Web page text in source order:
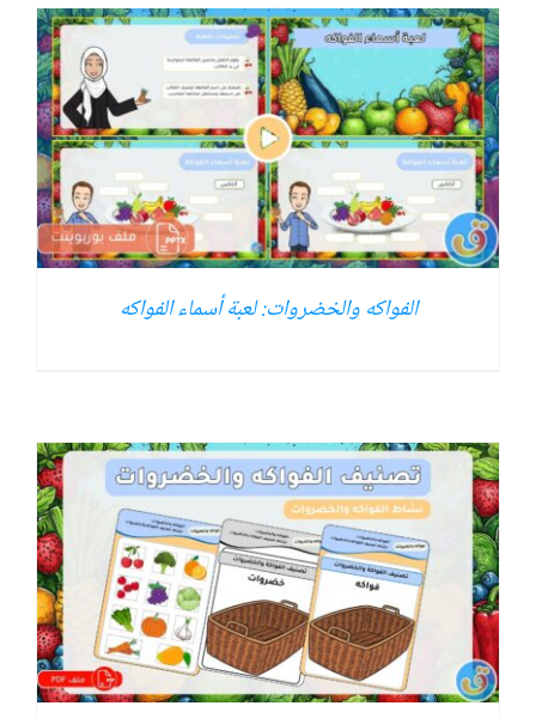
الفواكه والخضروات: لعبة أسماء الفواكه